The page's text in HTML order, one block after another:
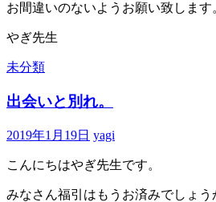
お間違いのないようお願い致します
やぎ先生
未分類
出会いと別れ。
2019年1月19日 yagi
こんにちはやぎ先生です。
みなさん福引はもうお済みでしょう